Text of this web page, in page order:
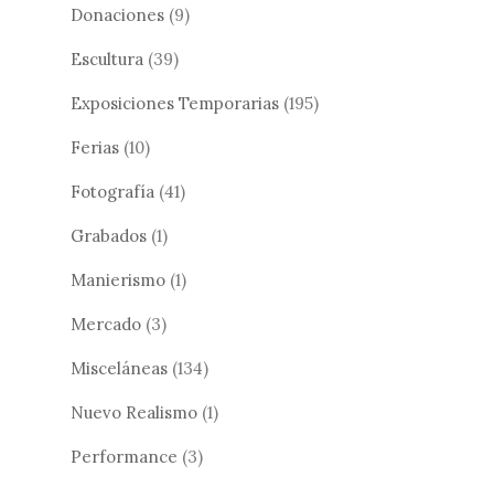
Donaciones (9)
Escultura (39)
Exposiciones Temporarias (195)
Ferias (10)
Fotografía (41)
Grabados (1)
Manierismo (1)
Mercado (3)
Misceláneas (134)
Nuevo Realismo (1)
Performance (3)